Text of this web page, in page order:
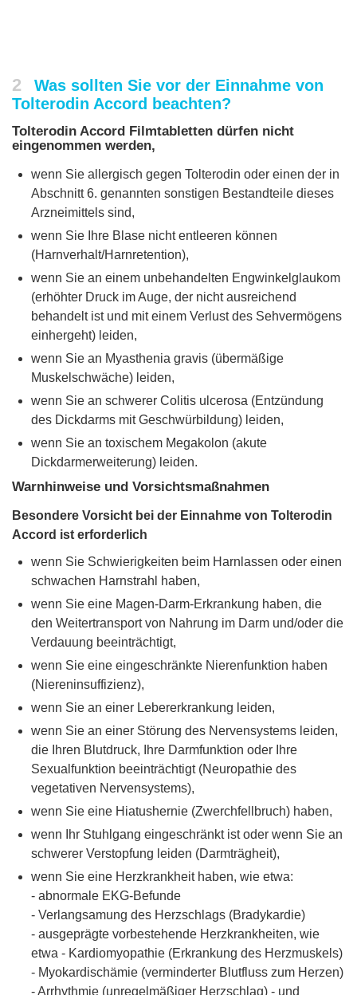
2
Was sollten Sie vor der Einnahme von
Tolterodin Accord beachten?
Tolterodin Accord Filmtabletten dürfen nicht
eingenommen werden,
wenn Sie allergisch gegen Tolterodin oder einen der in
Abschnitt 6. genannten sonstigen Bestandteile dieses
Arzneimittels sind,
wenn Sie Ihre Blase nicht entleeren können
(Harnverhalt/Harnretention),
wenn Sie an einem unbehandelten Engwinkelglaukom
(erhöhter Druck im Auge, der nicht ausreichend
behandelt ist und mit einem Verlust des Sehvermögens
einhergeht) leiden,
wenn Sie an Myasthenia gravis (übermäßige
Muskelschwäche) leiden,
wenn Sie an schwerer Colitis ulcerosa (Entzündung
des Dickdarms mit Geschwürbildung) leiden,
wenn Sie an toxischem Megakolon (akute
Dickdarmerweiterung) leiden.
Warnhinweise und Vorsichtsmaßnahmen
Besondere Vorsicht bei der Einnahme von Tolterodin
Accord ist erforderlich
wenn Sie Schwierigkeiten beim Harnlassen oder einen
schwachen Harnstrahl haben,
wenn Sie eine Magen-Darm-Erkrankung haben, die
den Weitertransport von Nahrung im Darm und/oder die
Verdauung beeinträchtigt,
wenn Sie eine eingeschränkte Nierenfunktion haben
(Niereninsuffizienz),
wenn Sie an einer Lebererkrankung leiden,
wenn Sie an einer Störung des Nervensystems leiden,
die Ihren Blutdruck, Ihre Darmfunktion oder Ihre
Sexualfunktion beeinträchtigt (Neuropathie des
vegetativen Nervensystems),
wenn Sie eine Hiatushernie (Zwerchfellbruch) haben,
wenn Ihr Stuhlgang eingeschränkt ist oder wenn Sie an
schwerer Verstopfung leiden (Darmträgheit),
wenn Sie eine Herzkrankheit haben, wie etwa:
- abnormale EKG-Befunde
- Verlangsamung des Herzschlags (Bradykardie)
- ausgeprägte vorbestehende Herzkrankheiten, wie
etwa - Kardiomyopathie (Erkrankung des Herzmuskels)
- Myokardischämie (verminderter Blutfluss zum Herzen)
- Arrhythmie (unregelmäßiger Herzschlag) - und